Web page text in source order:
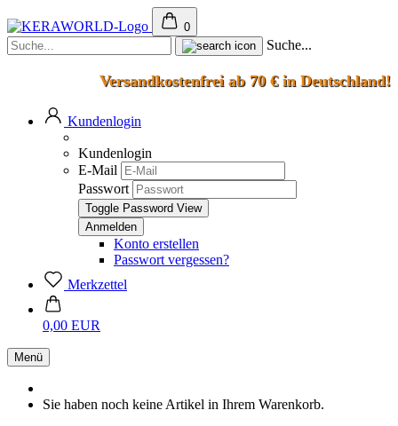
0
Suche...
Versandkostenfrei ab 70 € in Deutschland!
Kundenlogin
Kundenlogin
E-Mail
Passwort
Toggle Password View
Konto erstellen
Passwort vergessen?
Merkzettel
0,00 EUR
Menü
Sie haben noch keine Artikel in Ihrem Warenkorb.